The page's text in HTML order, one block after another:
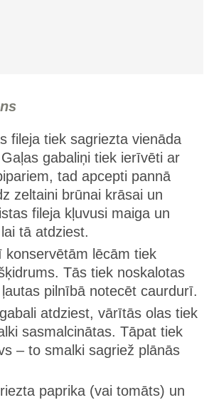
fileja tiek sagriezta vienāda
gabaliņi tiek ierīvēti ar
tad apcepti pannā
zeltaini brūnai krāsai un
fileja kļuvusi maiga un
tā atdziest.
konservētām lēcām tiek
Tās tiek noskalotas
pilnībā notecēt caurdurī.
atdziest, vārītās olas tiek
sasmalcinātas. Tāpat tiek
– to smalki sagriež plānās
paprika (vai tomāts) un